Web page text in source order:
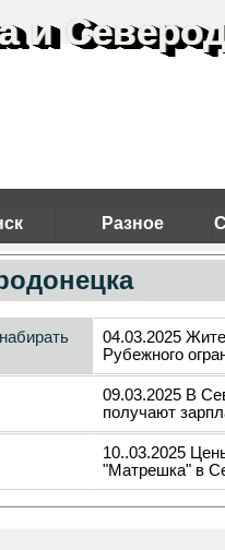
Разное
и
04.03.2025
Рубежного
09.03.2025 В
получают
10..03.2025
"Матрешка" в